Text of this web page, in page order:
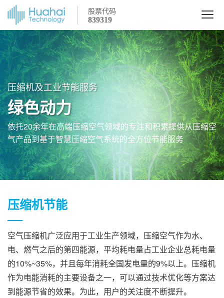
股票代码
839319
压缩机及工业节能服务
绿色动力
依托20余年在高端压缩空气领域的专注和积累提供从压缩空
气产品到基于智慧压缩空气系统的全方位节能服务
压缩机节能
空气压缩机广泛应用于工业生产领域，压缩空气作为水、
电、燃气之后的第四能源，平均耗电量占工业企业总耗电量
的10%~35%，并且每年消耗全国发电量的9%以上。压缩机
作为电能消耗的主要设备之一，可以通过技术优化等方案达
到能源节省的效果。为此，用户的关注度不断提升。